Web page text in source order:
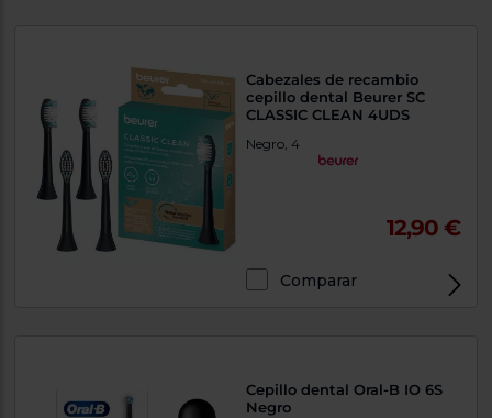
Cabezales de recambio
cepillo dental Beurer SC
CLASSIC CLEAN 4UDS
Negro, 4
12,90 €
Comparar
Cepillo dental Oral-B IO 6S
Negro